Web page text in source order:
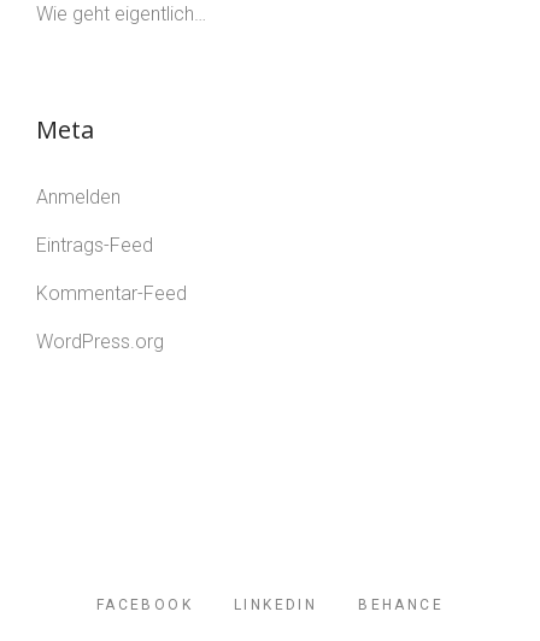
Wie geht eigentlich…
Meta
Anmelden
Eintrags-Feed
Kommentar-Feed
WordPress.org
FACEBOOK LINKEDIN BEHANCE